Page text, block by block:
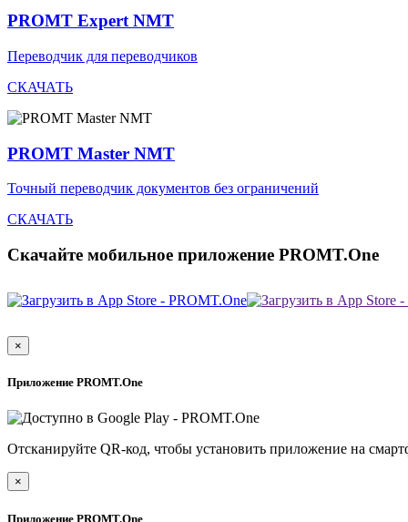
PROMT Expert NMT
Переводчик для переводчиков
СКАЧАТЬ
PROMT Master NMT
Точный переводчик документов без ограничений
СКАЧАТЬ
Скачайте мобильное приложение PROMT.One
×
Приложение PROMT.One
Отсканируйте QR-код, чтобы установить приложение на
×
Приложение PROMT.One